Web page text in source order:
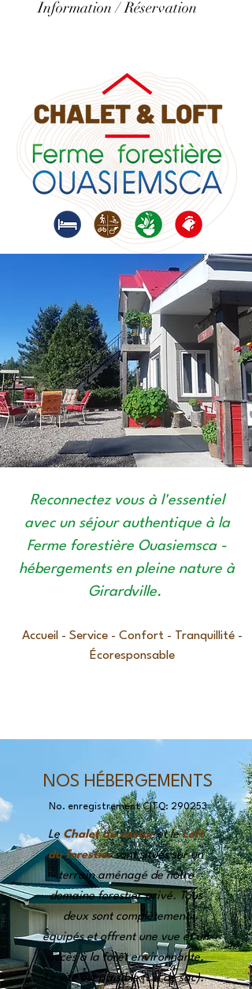
Information / Réservation
Reconnectez vous à l'essentiel
avec un séjour authentique à la
Ferme forestière Ouasiemsca -
hébergements en pleine nature à
Girardville.
Accueil - Service - Confort - Tranquillité -
Écoresponsable
NOS HÉBERGEMENTS
No. enregistrement CITQ: 290253
LeChalet du castoret leLoft
du forestiersont situés sur un
terrain aménagé de notre
domaine forestier privé. Tous
deux sont complètement
équipés et offrent une vue et un
accès à la forêt environnante.
Le site est paisible (cul de sac).